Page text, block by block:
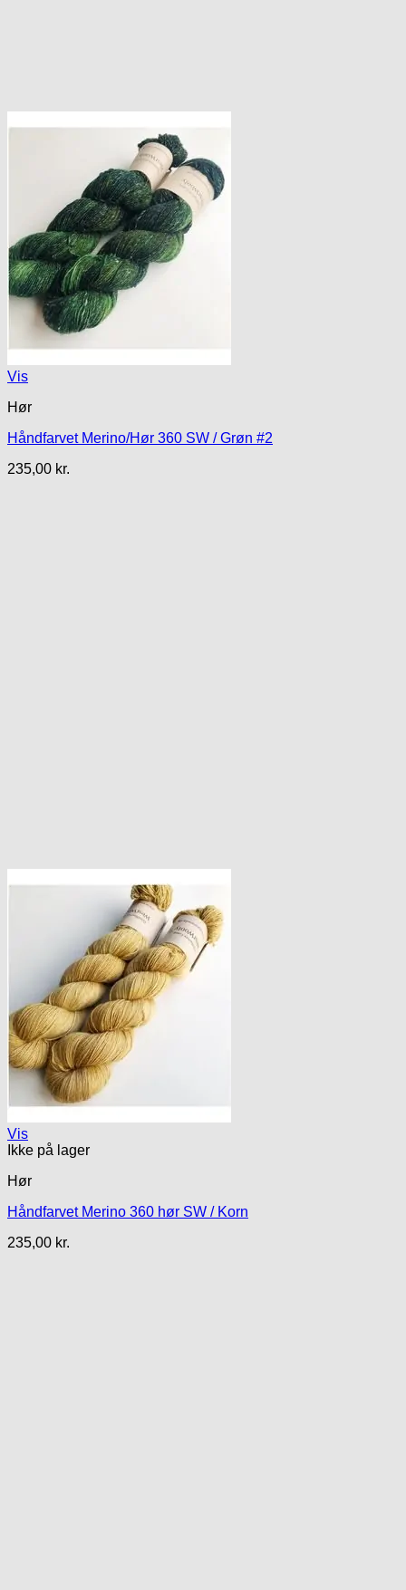
Vis
Hør
Håndfarvet Merino/Hør 360 SW / Grøn #2
235,00 kr.
Vis
Ikke på lager
Hør
Håndfarvet Merino 360 hør SW / Korn
235,00 kr.